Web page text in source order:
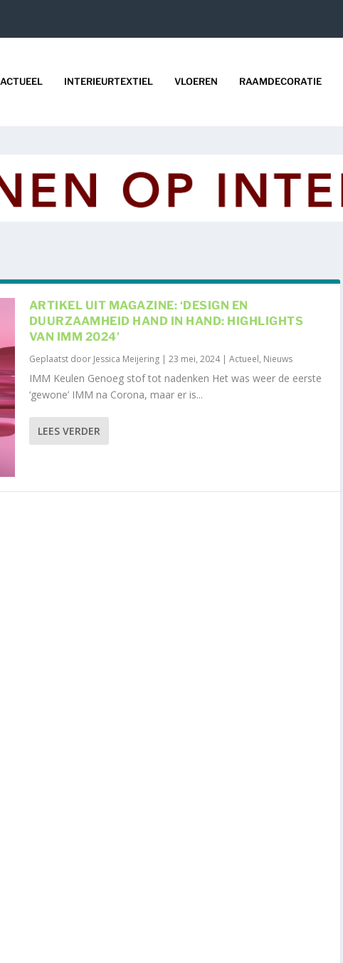
ACTUEEL INTERIEURTEXTIEL VLOEREN RAAMDECORATIE
ARTIKEL UIT MAGAZINE: ‘DESIGN EN
DUURZAAMHEID HAND IN HAND: HIGHLIGHTS
VAN IMM 2024’
Geplaatst door Jessica Meijering| 23 mei, 2024| Actueel, Nieuws
IMM Keulen Genoeg stof tot nadenken Het was weer de eerste
‘gewone’ IMM na Corona, maar er is...
LEES VERDER